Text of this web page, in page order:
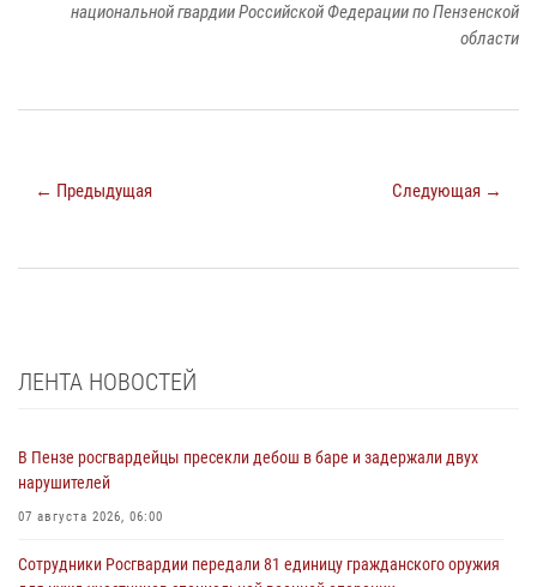
национальной гвардии Российской Федерации по Пензенской
области
← Предыдущая Следующая →
ЛЕНТА НОВОСТЕЙ
В Пензе росгвардейцы пресекли дебош в баре и задержали двух
нарушителей
07 августа 2026, 06:00
Сотрудники Росгвардии передали 81 единицу гражданского оружия